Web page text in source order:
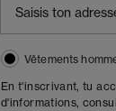
Vêtements
En t'inscrivant, tu
d'informations,